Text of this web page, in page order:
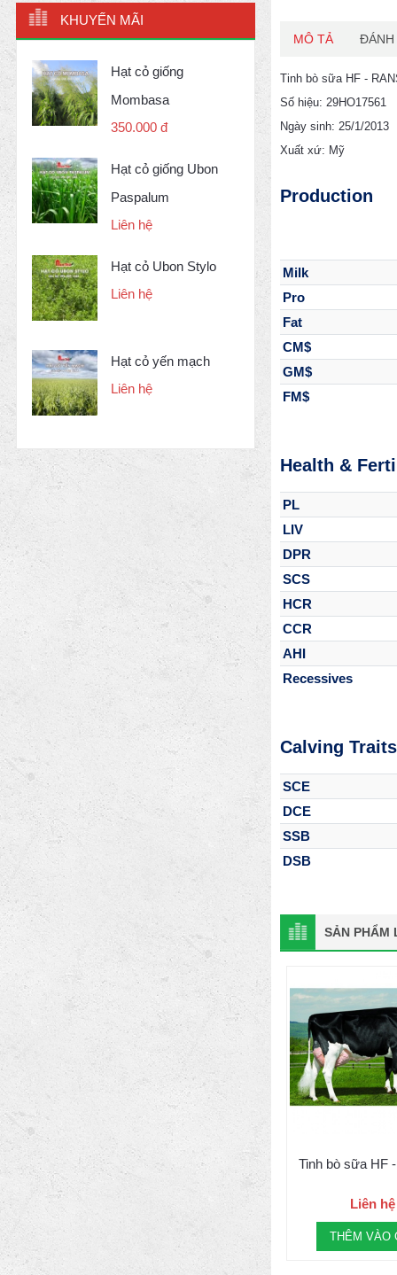
KHUYẾN MÃI
Hạt cỏ giống
Mombasa
350.000 đ
Hạt cỏ giống Ubon
Paspalum
Liên hệ
Hạt cỏ Ubon Stylo
Liên hệ
Hạt cỏ yến mạch
Liên hệ
MÔ TẢ ĐÁNH
Tinh bò sữa HF -
Số hiệu: 29HO17561
Ngày sinh: 25/1/2013
Xuất xứ: Mỹ
Production
Milk
Pro
Fat
CM$
GM$
FM$
Health &
PL
LIV
DPR
SCS
HCR
CCR
AHI
Recessives
Calving Traits
SCE
DCE
SSB
DSB
SẢN PHẨM
Tinh bò sữa HF
Liên hệ
THÊM VÀO